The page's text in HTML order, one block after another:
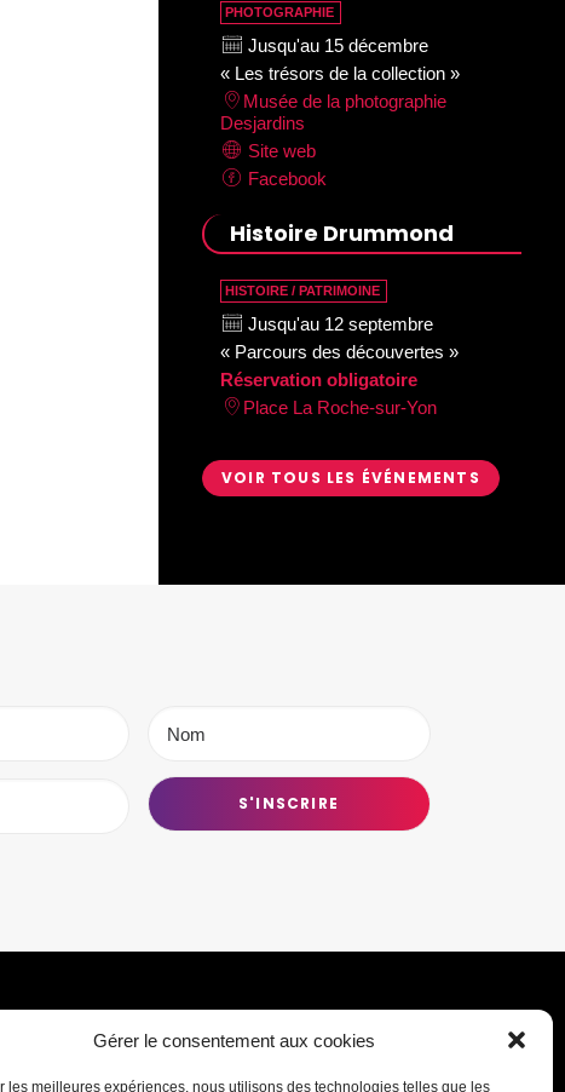
Gérer le consentement aux cookies
les meilleures expériences, nous utilisons des technologies telles que les
PHOTOGRAPHIE
Jusqu'au 15 décembre
« Les trésors de la collection »
Musée de la photographie
Desjardins
Site web
Facebook
Histoire Drummond
HISTOIRE / PATRIMOINE
Jusqu'au 12 septembre
« Parcours des découvertes »
Réservation obligatoire
Place La Roche-sur-Yon
VOIR TOUS LES ÉVÉNEMENTS